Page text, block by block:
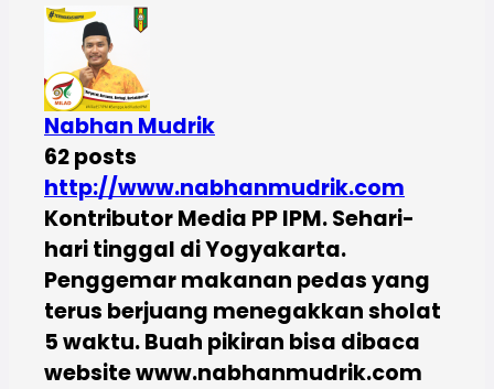
Nabhan Mudrik
62 posts
http://www.nabhanmudrik.com
Kontributor Media PP IPM. Sehari-
hari tinggal di Yogyakarta.
Penggemar makanan pedas yang
terus berjuang menegakkan sholat
5 waktu. Buah pikiran bisa dibaca
website www.nabhanmudrik.com